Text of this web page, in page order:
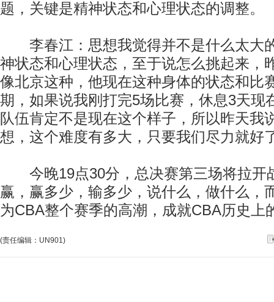
题，关键是精神状态和心理状态的调整。
李春江：思想我觉得并不是什么太大
神状态和心理状态，至于说怎么挑起来，
像北京这种，他现在这种身体的状态和比
期，如果说我刚打完5场比赛，休息3天现
队伍肯定不是现在这个样子，所以昨天我
想，这个难度有多大，只要我们尽力就好
今晚19点30分，总决赛第三场将拉开
赢，赢多少，输多少，说什么，做什么，
为CBA整个赛季的高潮，成就CBA历史上
(责任编辑：UN901)